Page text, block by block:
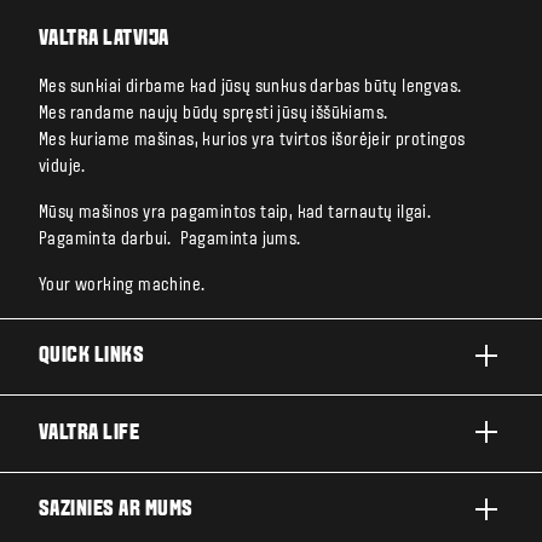
VALTRA LATVIJA
Mes sunkiai dirbame kad jūsų sunkus darbas būtų lengvas.
Mes randame naujų būdų spręsti jūsų iššūkiams.
Mes kuriame mašinas, kurios yra tvirtos išorėjeir protingos
viduje.
Mūsų mašinos yra pagamintos taip, kad tarnautų ilgai.
Pagaminta darbui. Pagaminta jums.
Your working machine.
QUICK LINKS
N SĒRIJA
VALTRA LIFE
SAZINIES AR MUMS